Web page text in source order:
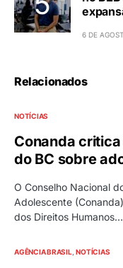
6 DE
Relacionados
NOTÍCIAS
Conanda
do BC sobre
O Conselho Nacional
Adolescente
dos Direitos Humanos…
AGÊNCIA BRASIL NOTÍCIAS